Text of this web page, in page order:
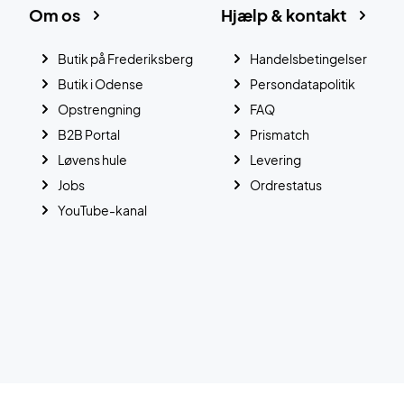
Hjælp & kontakt
Handelsbetingelser
Persondatapolitik
FAQ
Prismatch
Levering
Ordrestatus
Om os
Butik på Frederiksberg
Butik i Odense
Opstrengning
B2B Portal
Løvens hule
Jobs
YouTube-kanal